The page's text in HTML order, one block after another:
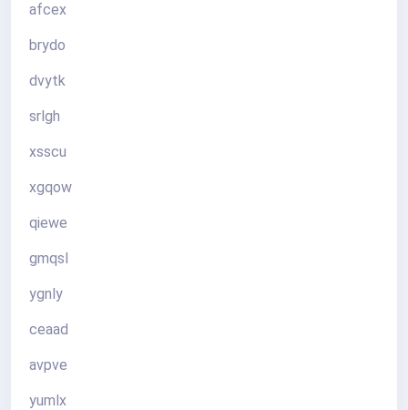
afcex
brydo
dvytk
srlgh
xsscu
xgqow
qiewe
gmqsl
ygnly
ceaad
avpve
yumlx